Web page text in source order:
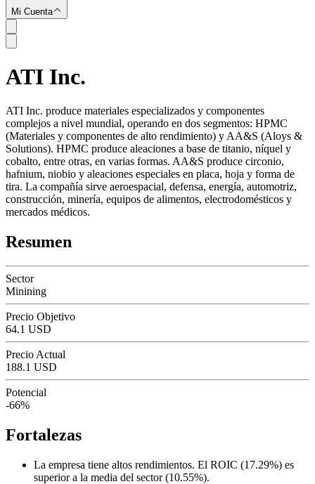
Mi Cuenta
ATI Inc.
ATI Inc. produce materiales especializados y componentes
complejos a nivel mundial, operando en dos segmentos: HPMC
(Materiales y componentes de alto rendimiento) y AA&S (Aloys &
Solutions). HPMC produce aleaciones a base de titanio, níquel y
cobalto, entre otras, en varias formas. AA&S produce circonio,
hafnium, niobio y aleaciones especiales en placa, hoja y forma de
tira. La compañía sirve aeroespacial, defensa, energía, automotriz,
construcción, minería, equipos de alimentos, electrodomésticos y
mercados médicos.
Resumen
Sector
Minining
Precio Objetivo
64.1 USD
Precio Actual
188.1 USD
Potencial
-66%
Fortalezas
La empresa tiene altos rendimientos. El ROIC (17.29%) es
superior a la media del sector (10.55%).